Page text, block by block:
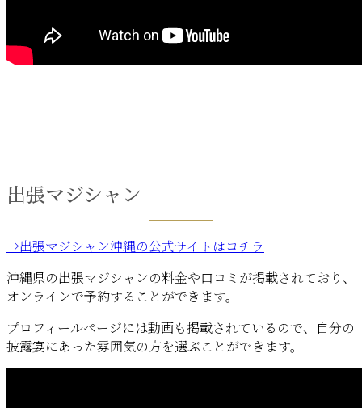
出張マジシャン
→出張マジシャン沖縄の公式サイトはコチラ
沖縄県の出張マジシャンの料金や口コミが掲載されており、
オンラインで予約することができます。
プロフィールページには動画も掲載されているので、自分の
披露宴にあった雰囲気の方を選ぶことができます。